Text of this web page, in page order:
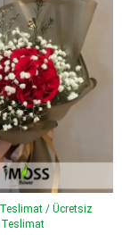
Teslimat / Ücretsiz
Teslimat